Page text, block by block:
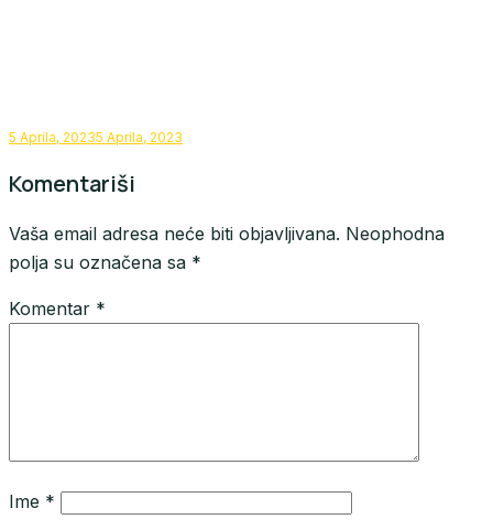
5 Aprila, 20235 Aprila, 2023
Komentariši
Vaša email adresa neće biti objavljivana. Neophodna
polja su označena sa *
Komentar *
Ime *